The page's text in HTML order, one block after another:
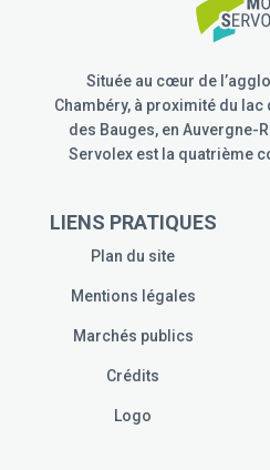
Située au cœur de
Chambéry, à proximité du
des Bauges, en Auvergne-
Servolex est la quatrième
LIENS PRATIQUES
Plan du site
Mentions légales
Marchés publics
Crédits
Logo